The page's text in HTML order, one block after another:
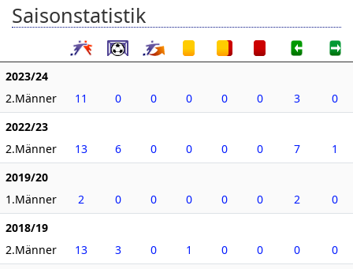
Saisonstatistik
2023/24
2.Männer
11 0 0 0 0 0 3
0
2022/23
2.Männer
13 6 0 0 0 0 7
1
2019/20
1.Männer
2 0 0 0 0 0 2
0
2018/19
2.Männer
13 3 0 1 0 0 0
0